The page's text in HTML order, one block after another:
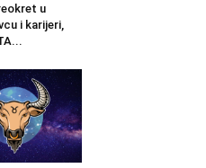
u
i karijeri,